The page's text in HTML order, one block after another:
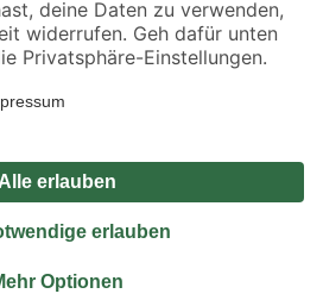
MwSt.. Die dargestellten Angebote sind unter
Die angegebenen Verfügbarkeiten beziehen
gilt nicht für Artikel mit Speditionsversand, hier
Impressum
Vertrag widerrufen